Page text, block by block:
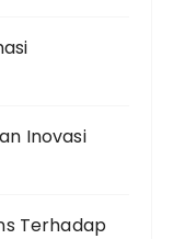
Inovasi
Terhadap